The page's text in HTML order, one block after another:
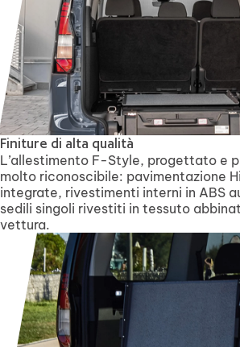
Finiture di alta qualità
L’allestimento F-Style, progettato e
molto riconoscibile: pavimentazione
integrate, rivestimenti interni in ABS
sedili singoli rivestiti in tessuto
vettura.